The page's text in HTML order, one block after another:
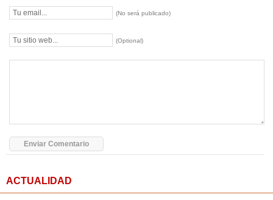
(No será publicado)
(Optional)
ACTUALIDAD